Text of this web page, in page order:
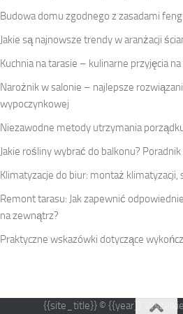
Budowa domu zgodnego z zasadami
Jakie są najnowsze trendy w aranżacji
Kuchnia na tarasie – kulinarne przyjęcia
Narożnik w salonie – najlepsze
wypoczynkowej
Niezawodne metody utrzymania
Jakie rośliny wybrać do balkonu?
Klimatyzacje do biur: montaż
Remont tarasu: Jak zapewnić
na zewnątrz?
Praktyczne wskazówki dotyczące
{{site_title}} © {{year}}.